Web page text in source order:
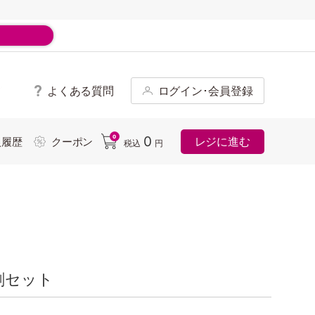
よくある質問 ログイン･会員登録
歴 クーポン 0
税込 0 円 レジに進む
ット